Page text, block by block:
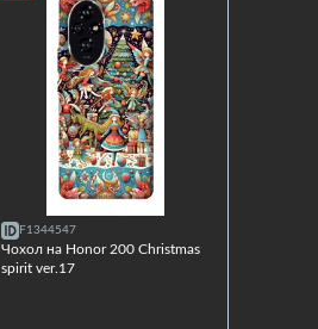
F1344547
Чохол на Honor 200 Christmas
spirit ver.17